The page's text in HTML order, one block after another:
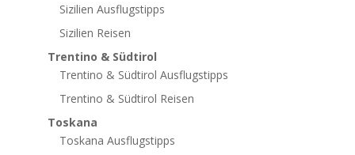
Sizilien Ausflugstipps
Sizilien Reisen
Trentino & Südtirol
Trentino & Südtirol Ausflugstipps
Trentino & Südtirol Reisen
Toskana
Toskana Ausflugstipps